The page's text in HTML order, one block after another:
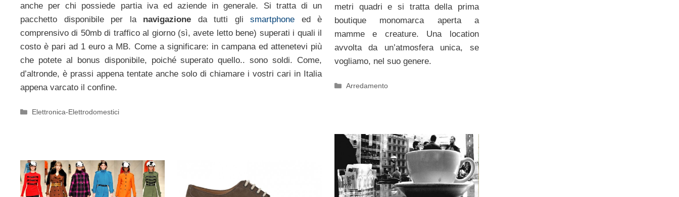
anche per chi possiede partia iva ed aziende in generale. Si tratta di un
pacchetto disponibile per la navigazione da tutti gli smartphone ed è
comprensivo di 50mb di traffico al giorno (sì, avete letto bene) superati i quali il
costo è pari ad 1 euro a MB. Come a significare: in campana ed attenetevi più
che potete al bonus disponibile, poiché superato quello.. sono soldi. Come,
d’altronde, è prassi appena tentate anche solo di chiamare i vostri cari in Italia
appena varcato il confine.
Categorie
Elettronica-Elettrodomestici
metri quadri e si tratta della prima
boutique monomarca aperta a
mamme e creature. Una location
avvolta da un’atmosfera unica, se
vogliamo, nel suo genere.
Categorie
Arredamento